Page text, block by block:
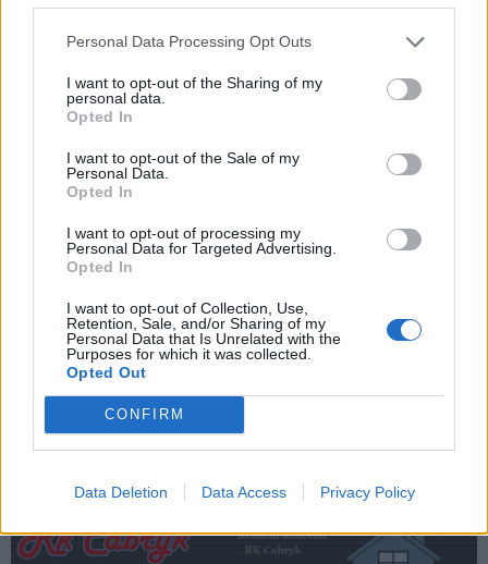
Personal Data Processing Opt Outs
I want to opt-out of the Sharing of my
personal data.
Opted In
I want to opt-out of the Sale of my
Personal Data.
Opted In
I want to opt-out of processing my
Personal Data for Targeted Advertising.
Opted In
I want to opt-out of Collection, Use,
Retention, Sale, and/or Sharing of my
Personal Data that Is Unrelated with the
Purposes for which it was collected.
Opted Out
CONFIRM
Data Deletion Data Access Privacy Policy
Zpravodajství
Většina koupališť na Příbramsku nabízí
Živohošti
Zpravodajství
Přibudou i tři nové poblíž Svaté Hory
Zpravodajství
Středočeský kraj upravil pravidla soutěže.
Obce nově získají body i za předcházení
vzniku odpadu